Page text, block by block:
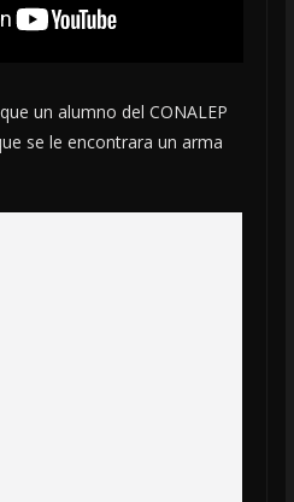
un alumno del CONALEP
se le encontrara un arma